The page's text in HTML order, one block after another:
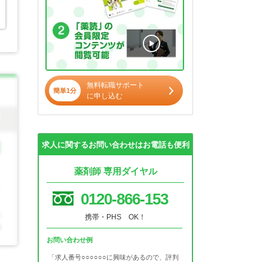
簡単1分
無料転職サポート
に申し込む
求人に関するお問い合わせはお電話も便利
薬剤師 専用ダイヤル
0120-866-153
携帯・PHS OK！
お問い合わせ例
「求人番号○○○○○○に興味があるので、評判